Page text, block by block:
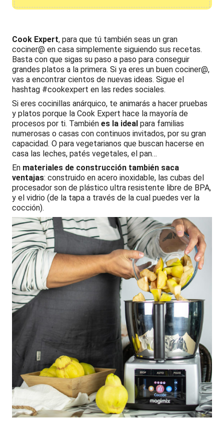
Cook Expert, para que tú también seas un gran
cociner@ en casa simplemente siguiendo sus recetas.
Basta con que sigas su paso a paso para conseguir
grandes platos a la primera. Si ya eres un buen cociner@,
vas a encontrar cientos de nuevas ideas. Sigue el
hashtag #cookexpert en las redes sociales.
Si eres cocinillas anárquico, te animarás a hacer pruebas
y platos porque la Cook Expert hace la mayoría de
procesos por ti. También es la ideal para familias
numerosas o casas con continuos invitados, por su gran
capacidad. O para vegetarianos que buscan hacerse en
casa las leches, patés vegetales, el pan…
En materiales de construcción también saca
ventajas: construido en acero inoxidable, las cubas del
procesador son de plástico ultra resistente libre de BPA,
y el vidrio (de la tapa a través de la cual puedes ver la
cocción).